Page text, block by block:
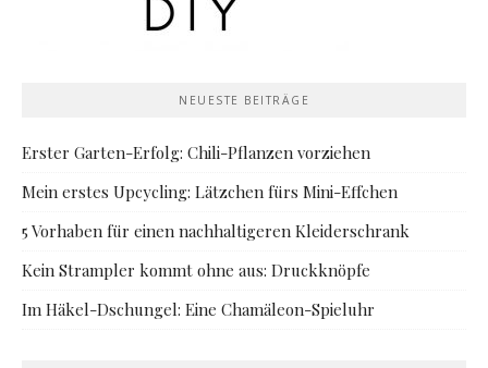
NEUESTE BEITRÄGE
Erster Garten-Erfolg: Chili-Pflanzen vorziehen
Mein erstes Upcycling: Lätzchen fürs Mini-Effchen
5 Vorhaben für einen nachhaltigeren Kleiderschrank
Kein Strampler kommt ohne aus: Druckknöpfe
Im Häkel-Dschungel: Eine Chamäleon-Spieluhr